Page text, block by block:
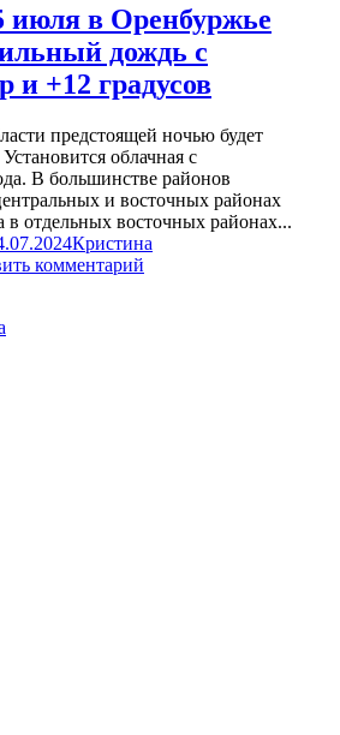
июля в Оренбуржье
дождь с
и +12 градусов
предстоящей ночью будет
облачная с
В большинстве районов
и восточных районах
в отдельных восточных районах...
Кристина
комментарий